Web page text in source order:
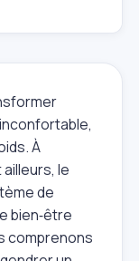
À
le
de
bien‑être
comprenons